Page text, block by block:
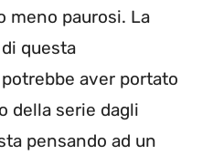
meno paurosi. La
questa
aver portato
della serie dagli
pensando ad un